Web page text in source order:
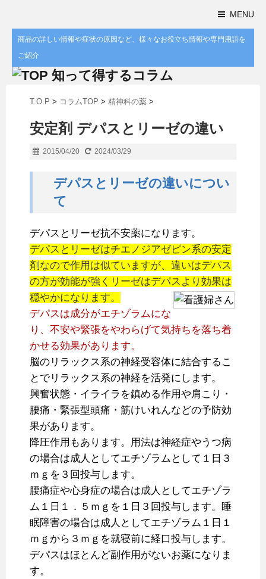
MENU
商品の詳しい情報や症状の原因など、様々なお役立ち情報や専門用語を
ご紹介
T.O.P > コラムTOP > 精神科の薬 >
安定剤 デパスとリーゼの違い
2015/04/20 2024/03/29
デパスとリーゼの違いについ
て
デパスとリーゼ抗不安薬になります。
デパスとリーゼはチエノジアゼピン系の安定
剤なので作用は似ていますが、違いはデパス
の方が効能が強くリーゼはデパスより効果は
穏やかになります。
デパスは成分がエチゾラムにな
り、不安や緊張をやわらげて気持ちを落ち着
かせる効果があります。
脳のリラックス系の神経受容体に結合するこ
とでリラックス系の神経を活発にします。
興奮状態・イライラを鎮める作用や肩こり・
腰痛・緊張型頭痛・筋けいれんなどの予防効
果があります。
降圧作用もあります。用法は神経症やうつ病
の場合は成人としてエチゾラムとして１日３
ｍｇを３回投与します。
腰痛症や心身症の場合は成人としてエチゾラ
ム１日１．５ｍｇを１日３回投与します。睡
眠障害の場合は成人としてエチゾラム１日１
ｍｇから３ｍｇを就寝前に経口投与します。
デパスはほとんど副作用がないお薬になりま
す。